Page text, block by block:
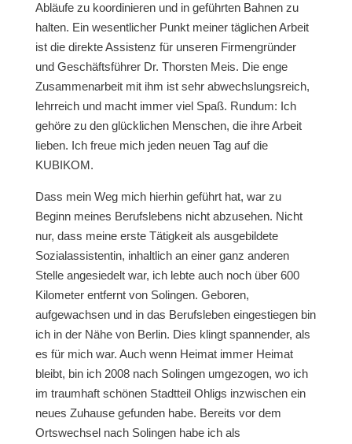
Abläufe zu koordinieren und in geführten Bahnen zu
halten. Ein wesentlicher Punkt meiner täglichen Arbeit
ist die direkte Assistenz für unseren Firmengründer
und Geschäftsführer Dr. Thorsten Meis. Die enge
Zusammenarbeit mit ihm ist sehr abwechslungsreich,
lehrreich und macht immer viel Spaß. Rundum: Ich
gehöre zu den glücklichen Menschen, die ihre Arbeit
lieben. Ich freue mich jeden neuen Tag auf die
KUBIKOM.
Dass mein Weg mich hierhin geführt hat, war zu
Beginn meines Berufslebens nicht abzusehen. Nicht
nur, dass meine erste Tätigkeit als ausgebildete
Sozialassistentin, inhaltlich an einer ganz anderen
Stelle angesiedelt war, ich lebte auch noch über 600
Kilometer entfernt von Solingen. Geboren,
aufgewachsen und in das Berufsleben eingestiegen bin
ich in der Nähe von Berlin. Dies klingt spannender, als
es für mich war. Auch wenn Heimat immer Heimat
bleibt, bin ich 2008 nach Solingen umgezogen, wo ich
im traumhaft schönen Stadtteil Ohligs inzwischen ein
neues Zuhause gefunden habe. Bereits vor dem
Ortswechsel nach Solingen habe ich als